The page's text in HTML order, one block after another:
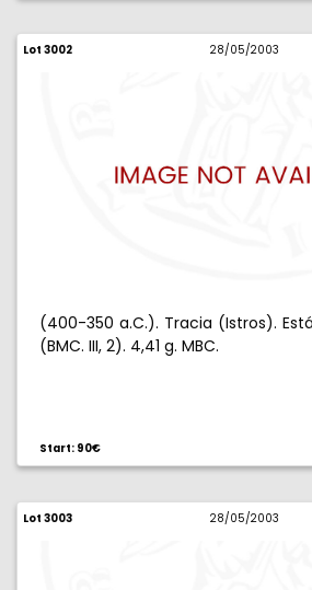
Lot 3002 28/05/2003
(400-350 a.C.). Tracia (Istros).
(BMC. III, 2). 4,41 g. MBC.
Start: 90€
Lot 3003 28/05/2003